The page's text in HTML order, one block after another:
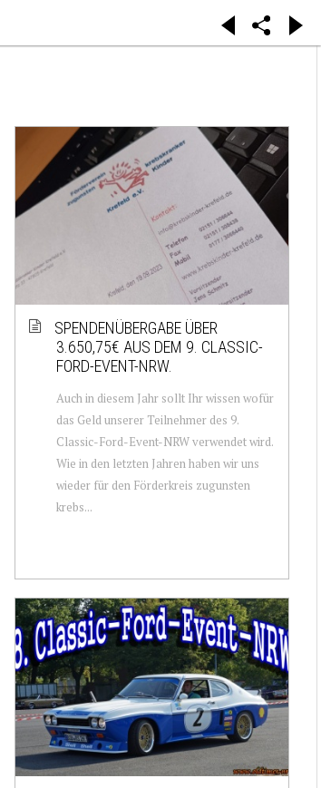
SPENDENÜBERGABE ÜBER
3.650,75€ AUS DEM 9. CLASSIC-
FORD-EVENT-NRW.
Auch in diesem Jahr sollt Ihr wissen wofür
das Geld unserer Teilnehmer des 9.
Classic-Ford-Event-NRW verwendet wird.
Wie in den letzten Jahren haben wir uns
wieder für den Förderkreis zugunsten
krebs...